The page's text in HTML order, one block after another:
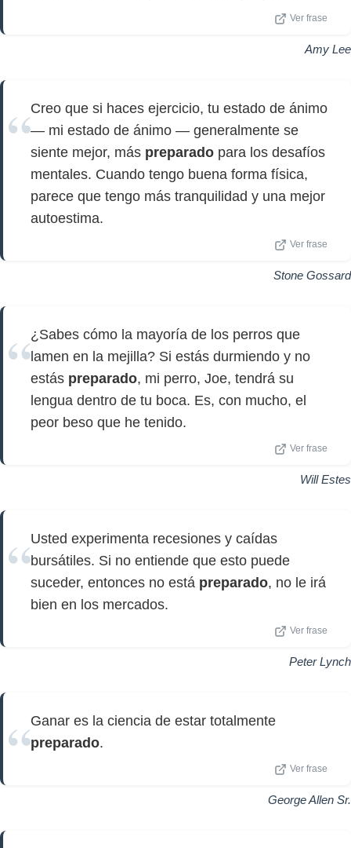
Ver frase
Amy Lee
Creo que si haces ejercicio, tu estado de ánimo
— mi estado de ánimo — generalmente se
siente mejor, más preparado para los desafíos
mentales. Cuando tengo buena forma física,
parece que tengo más tranquilidad y una mejor
autoestima.
Ver frase
Stone Gossard
¿Sabes cómo la mayoría de los perros que
lamen en la mejilla? Si estás durmiendo y no
estás preparado, mi perro, Joe, tendrá su
lengua dentro de tu boca. Es, con mucho, el
peor beso que he tenido.
Ver frase
Will Estes
Usted experimenta recesiones y caídas
bursátiles. Si no entiende que esto puede
suceder, entonces no está preparado, no le irá
bien en los mercados.
Ver frase
Peter Lynch
Ganar es la ciencia de estar totalmente
preparado.
Ver frase
George Allen Sr.